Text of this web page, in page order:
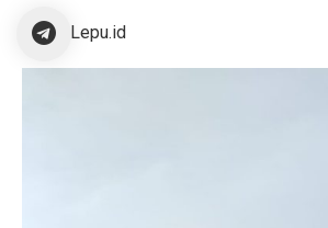
@Loa Lepu.id